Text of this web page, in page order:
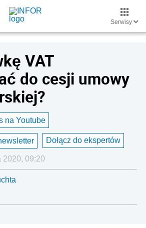
Serwisy
VAT
do cesji umowy
na Youtube
Dołącz do ekspertów
2020, 09:20